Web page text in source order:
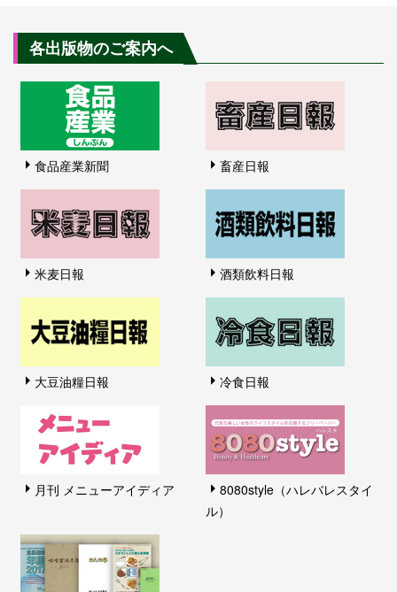
各出版物のご案内へ
食品産業新聞 畜産日報
米麦日報 酒類飲料日報
大豆油糧日報 冷食日報
月刊 メニューアイディア
8080style（ハレバレスタイ
ル）